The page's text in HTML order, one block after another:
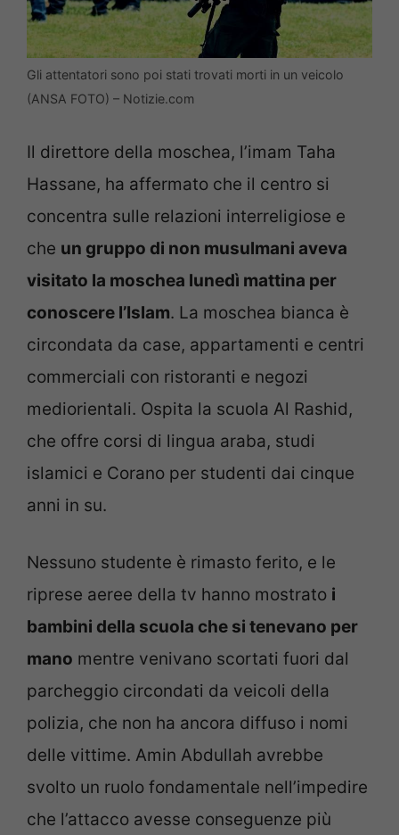
Gli attentatori sono poi stati trovati morti in un veicolo
(ANSA FOTO) – Notizie.com
Il direttore della moschea, l’imam Taha
Hassane, ha affermato che il centro si
concentra sulle relazioni interreligiose e
che un gruppo di non musulmani aveva
visitato la moschea lunedì mattina per
conoscere l’Islam. La moschea bianca è
circondata da case, appartamenti e centri
commerciali con ristoranti e negozi
mediorientali. Ospita la scuola Al Rashid,
che offre corsi di lingua araba, studi
islamici e Corano per studenti dai cinque
anni in su.
Nessuno studente è rimasto ferito, e le
riprese aeree della tv hanno mostrato i
bambini della scuola che si tenevano per
mano mentre venivano scortati fuori dal
parcheggio circondati da veicoli della
polizia, che non ha ancora diffuso i nomi
delle vittime. Amin Abdullah avrebbe
svolto un ruolo fondamentale nell’impedire
che l’attacco avesse conseguenze più